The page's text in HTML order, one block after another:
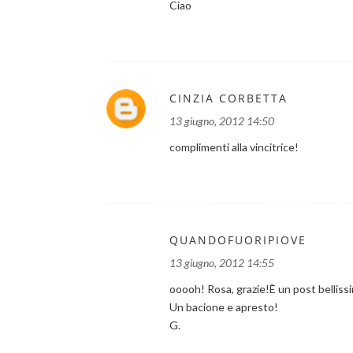
Ciao
CINZIA CORBETTA
13 giugno, 2012 14:50
complimenti alla vincitrice!
QUANDOFUORIPIOVE
13 giugno, 2012 14:55
ooooh! Rosa, grazie!È un post
Un bacione e apresto!
G.